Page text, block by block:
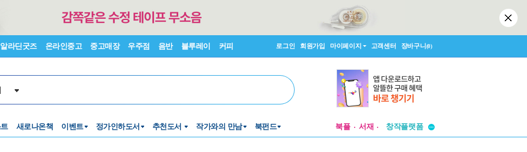
알라딘굿즈 온라인중고 중고매장 우주점 음반 블루레이 커피 로그인 회원가입 마이페이지 고객센터 장바구니(0)
새로나온책 이벤트 정가인하도서 추천도서 작가와의 만남 북펀드 북플 서재
창작플랫폼